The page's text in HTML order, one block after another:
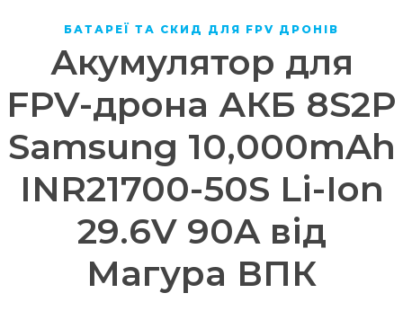
БАТАРЕЇ ТА СКИД ДЛЯ FPV ДРОНІВ
Акумулятор для
FPV-дрона АКБ 8S2P
Samsung 10,000mAh
INR21700-50S Li-Ion
29.6V 90A від
Магура ВПК